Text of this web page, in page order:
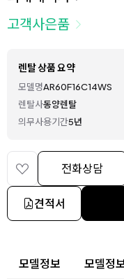
고객사은품
렌탈 상품 요약
모델명AR60F16C14WS
렌탈사동양렌탈
의무사용기간5년
전화상담
견적서
상세 정보
모델정보 모델정